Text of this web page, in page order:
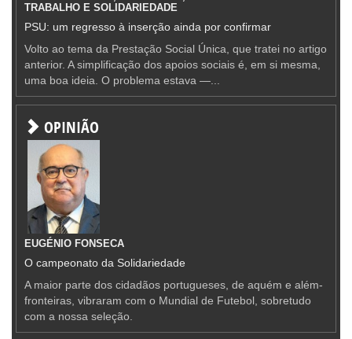
TRABALHO E SOLIDARIEDADE
PSU: um regresso à inserção ainda por confirmar
Volto ao tema da Prestação Social Única, que tratei no artigo
anterior. A simplificação dos apoios sociais é, em si mesma,
uma boa ideia. O problema estava —...
OPINIÃO
EUGÉNIO FONSECA
O campeonato da Solidariedade
A maior parte dos cidadãos portugueses, de aquém e além-
fronteiras, vibraram com o Mundial de Futebol, sobretudo
com a nossa seleção.